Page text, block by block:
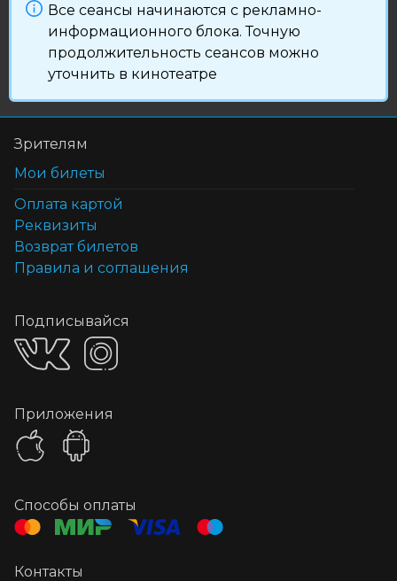
Все сеансы начинаются с рекламно-
информационного блока. Точную
продолжительность сеансов можно
уточнить в кинотеатре
Зрителям
Мои билеты
Оплата картой
Реквизиты
Возврат билетов
Правила и соглашения
Подписывайся
Приложения
Способы оплаты
Контакты